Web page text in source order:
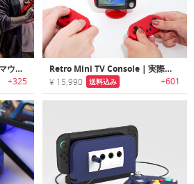
Arkade Blaster｜スマホをマウントするシューティングゲーム用FPSモーションコントローラー「アーケードブラスター」
+325
Retro Mini TV Console｜実際にプレイできるミニチュアサイズTVゲームコンソール
¥ 15,990 送料込み +601